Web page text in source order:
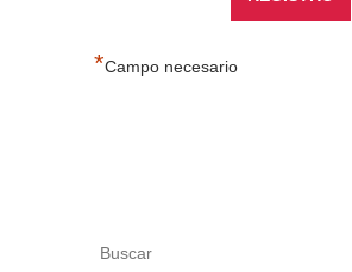
*Campo necesario